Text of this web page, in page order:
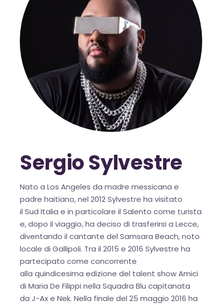
Sergio Sylvestre
Nato a Los Angeles da madre messicana e
padre haitiano, nel 2012 Sylvestre ha visitato
il Sud Italia e in particolare il Salento come turista
e, dopo il viaggio, ha deciso di trasferirsi a Lecce,
diventando il cantante del Samsara Beach, noto
locale di Gallipoli. Tra il 2015 e 2016 Sylvestre ha
partecipato come concorrente
alla quindicesima edizione del talent show Amici
di Maria De Filippi nella Squadra Blu capitanata
da J-Ax e Nek. Nella finale del 25 maggio 2016 ha